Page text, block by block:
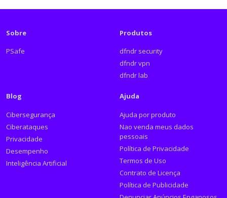
Sobre
PSafe
Produtos
dfndr security
dfndr vpn
dfndr lab
Blog
Cibersegurança
Ciberataques
Privacidade
Desempenho
Inteligência Artificial
Ajuda
Ajuda por produto
Nao venda meus dados
pessoais
Política de Privacidade
Termos de Uso
Contrato de Licença
Política de Publicidade